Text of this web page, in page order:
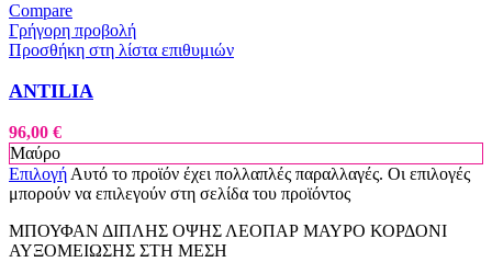
Compare
Γρήγορη προβολή
Προσθήκη στη λίστα επιθυμιών
ANTILIA
96,00 €
Μαύρο
Επιλογή Αυτό το προϊόν έχει πολλαπλές παραλλαγές. Οι επιλογές
μπορούν να επιλεγούν στη σελίδα του προϊόντος
ΜΠΟΥΦΑΝ ΔΙΠΛΗΣ ΟΨΗΣ ΛΕΟΠΑΡ ΜΑΥΡΟ ΚΟΡΔΟΝΙ
ΑΥΞΟΜΕΙΩΣΗΣ ΣΤΗ ΜΕΣΗ